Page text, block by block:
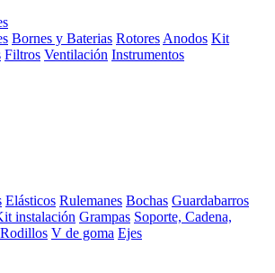
Bornes y Baterias Rotores Anodos Kit
Filtros Ventilación Instrumentos
Elásticos Rulemanes Bochas Guardabarros
instalación Grampas Soporte, Cadena,
Rodillos V de goma Ejes